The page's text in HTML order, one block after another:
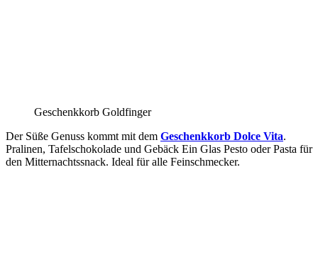
Geschenkkorb Goldfinger
Der Süße Genuss kommt mit dem Geschenkkorb Dolce Vita.
Pralinen, Tafelschokolade und Gebäck Ein Glas Pesto oder Pasta für
den Mitternachtssnack. Ideal für alle Feinschmecker.